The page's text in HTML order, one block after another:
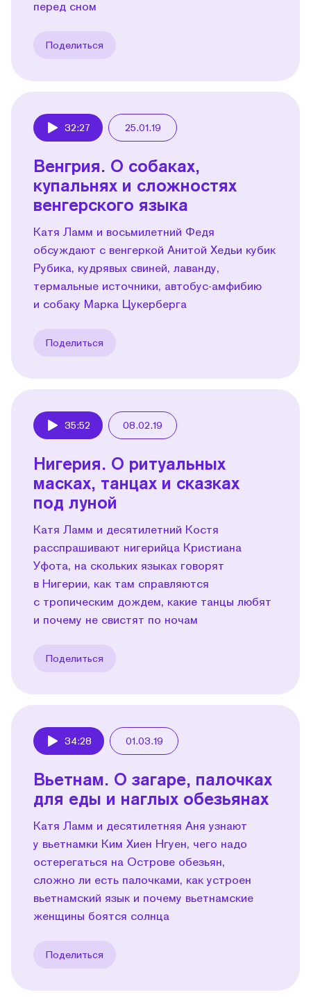
перед сном
Поделиться
32:27 25.01.19
Венгрия. О собаках,
купальнях и сложностях
венгерского языка
Катя Ламм и восьмилетний Федя
обсуждают с венгеркой Анитой Хедьи кубик
Рубика, кудрявых свиней, лаванду,
термальные источники, автобус-амфибию
и собаку Марка Цукерберга
Поделиться
35:52 08.02.19
Нигерия. О ритуальных
масках, танцах и сказках
под луной
Катя Ламм и десятилетний Костя
расспрашивают нигерийца Кристиана
Уфота, на скольких языках говорят
в Нигерии, как там справляются
с тропическим дождем, какие танцы любят
и почему не свистят по ночам
Поделиться
34:28 01.03.19
Вьетнам. О загаре, палочках
для еды и наглых обезьянах
Катя Ламм и десятилетняя Аня узнают
у вьетнамки Ким Хиен Нгуен, чего надо
остерегаться на Острове обезьян,
сложно ли есть палочками, как устроен
вьетнамский язык и почему вьетнамские
женщины боятся солнца
Поделиться